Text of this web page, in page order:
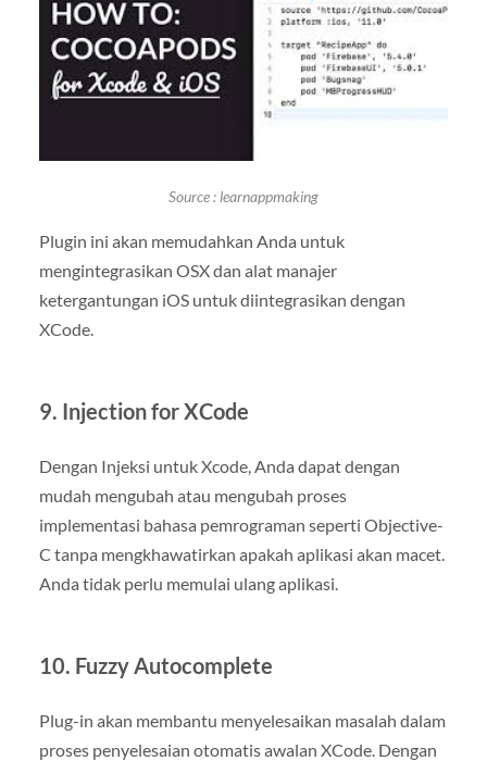
Source : learnappmaking
Plugin ini akan memudahkan Anda untuk
mengintegrasikan OSX dan alat manajer
ketergantungan iOS untuk diintegrasikan dengan
XCode.
9. Injection for XCode
Dengan Injeksi untuk Xcode, Anda dapat dengan
mudah mengubah atau mengubah proses
implementasi bahasa pemrograman seperti Objective-
C tanpa mengkhawatirkan apakah aplikasi akan macet.
Anda tidak perlu memulai ulang aplikasi.
10. Fuzzy Autocomplete
Plug-in akan membantu menyelesaikan masalah dalam
proses penyelesaian otomatis awalan XCode. Dengan